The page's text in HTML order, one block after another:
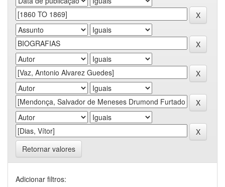
Retornar valores
Adicionar filtros: